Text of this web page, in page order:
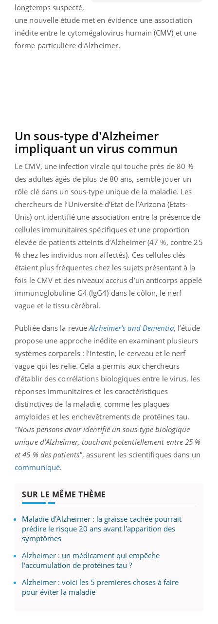
longtemps suspecté,
une nouvelle étude met en évidence une association
inédite entre le cytomégalovirus humain (CMV) et une
forme particulière d'Alzheimer.
Un sous-type d'Alzheimer
impliquant un virus commun
Le CMV, une infection virale qui touche près de 80 %
des adultes âgés de plus de 80 ans, semble jouer un
rôle clé dans un sous-type unique de la maladie. Les
chercheurs de l’Université d’Etat de l’Arizona (Etats-
Unis) ont identifié une association entre la présence de
cellules immunitaires spécifiques et une proportion
élevée de patients atteints d’Alzheimer (47 %, contre 25
% chez les individus non affectés). Ces cellules clés
étaient plus fréquentes chez les sujets présentant à la
fois le CMV et des niveaux accrus d’un anticorps appelé
immunoglobuline G4 (IgG4) dans le côlon, le nerf
vague et le tissu cérébral.
Publiée dans la revueAlzheimer’s and Dementia, l’étude
propose une approche inédite en examinant plusieurs
systèmes corporels : l’intestin, le cerveau et le nerf
vague qui les relie. Cela a permis aux chercheurs
d’établir des corrélations biologiques entre le virus, les
réponses immunitaires et les caractéristiques
distinctives de la maladie, comme les plaques
amyloïdes et les enchevêtrements de protéines tau.
"Nous pensons avoir identifié un sous-type biologique
unique d’Alzheimer, touchant potentiellement entre 25 %
et 45 % des patients", assurent les scientifiques dans un
communiqué.
SUR LE MÊME THÈME
Maladie d’Alzheimer : la graisse cachée pourrait
prédire le risque 20 ans avant l'apparition des
symptômes
Alzheimer : un médicament qui empêche
l'accumulation de protéines tau ?
Alzheimer : voici les 5 premières choses à faire
pour éviter la maladie